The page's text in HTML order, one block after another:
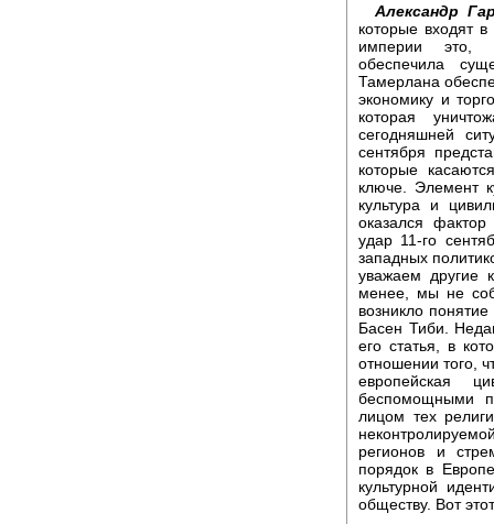
Александр
которые входят
империи это,
обеспечила
Тамерлана
экономику и
которая
сегодняшней
сентября
которые
ключе. Элемент
культура и
оказался
удар 11-го
западных
уважаем другие
менее, мы не
возникло
Басен Тиби.
его статья, в
отношении того,
европейская
беспомощными
лицом тех
регионов и
порядок в
культурной
обществу. Вот